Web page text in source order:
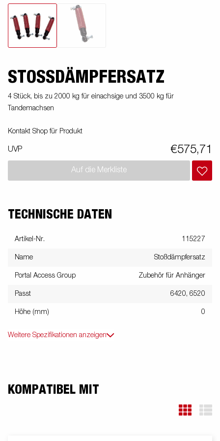
STOSSDÄMPFERSATZ
4 Stück, bis zu 2000 kg für einachsige und 3500 kg für
Tandemachsen
Kontakt Shop für Produkt
UVP €575,71
Auf die Merkliste
TECHNISCHE DATEN
Artikel-Nr. 115227
Name Stoßdämpfersatz
Portal Access Group Zubehör für Anhänger
Passt 6420, 6520
Höhe (mm) 0
Weitere Spezifikationen anzeigen
KOMPATIBEL MIT